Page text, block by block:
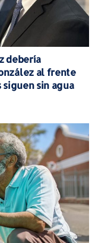
debería
al frente
sin agua